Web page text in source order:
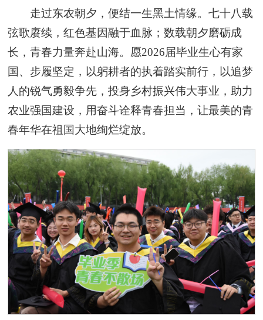
走过东农朝夕，便结一生黑土情缘。七十八载
弦歌赓续，红色基因融于血脉；数载朝夕磨砺成
长，青春力量奔赴山海。愿2026届毕业生心有家
国、步履坚定，以躬耕者的执着踏实前行，以追梦
人的锐气勇毅争先，投身乡村振兴伟大事业，助力
农业强国建设，用奋斗诠释青春担当，让最美的青
春年华在祖国大地绚烂绽放。